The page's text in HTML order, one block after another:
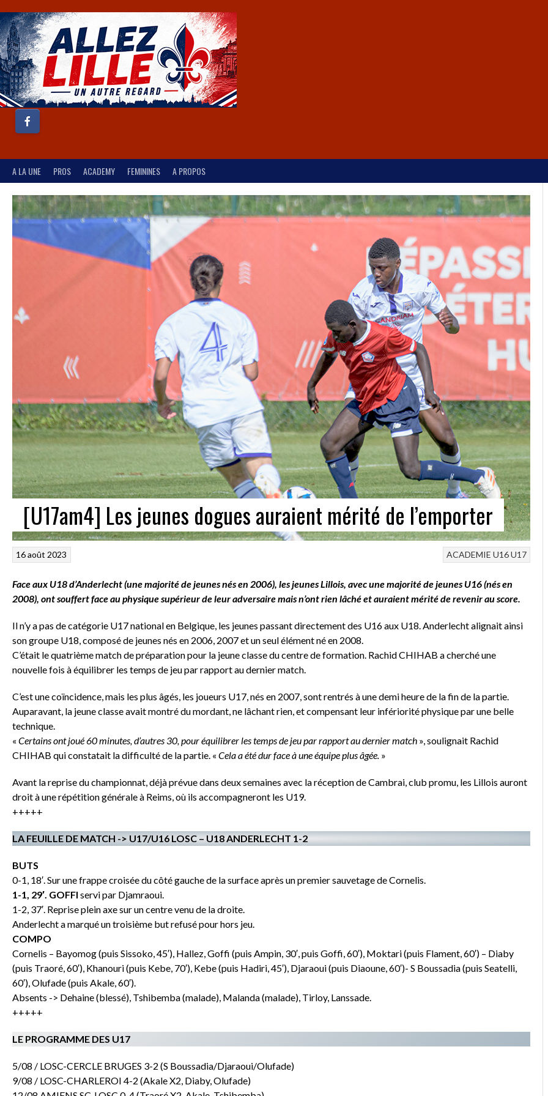
A LA UNE PROS ACADEMY FEMININES A PROPOS
[U17am4] Les jeunes dogues auraient mérité de l’emporter
ACADEMIE U16U17
16 août 2023
Face aux U18 d’Anderlecht (une majorité de jeunes nés en 2006), les jeunes Lillois, avec une majorité de jeunes U16 (nés en
2008), ont souffert face au physique supérieur de leur adversaire mais n’ont rien lâché et auraient mérité de revenir au score.
Il n’y a pas de catégorie U17 national en Belgique, les jeunes passant directement des U16 aux U18. Anderlecht alignait ainsi
son groupe U18, composé de jeunes nés en 2006, 2007 et un seul élément né en 2008.
C’était le quatrième match de préparation pour la jeune classe du centre de formation. Rachid CHIHAB a cherché une
nouvelle fois à équilibrer les temps de jeu par rapport au dernier match.
C’est une coïncidence, mais les plus âgés, les joueurs U17, nés en 2007, sont rentrés à une demi heure de la fin de la partie.
Auparavant, la jeune classe avait montré du mordant, ne lâchant rien, et compensant leur infériorité physique par une belle
technique.
« Certains ont joué 60 minutes, d’autres 30, pour équilibrer les temps de jeu par rapport au dernier match », soulignait Rachid
CHIHAB qui constatait la difficulté de la partie. « Cela a été dur face à une équipe plus âgée. »
Avant la reprise du championnat, déjà prévue dans deux semaines avec la réception de Cambrai, club promu, les Lillois auront
droit à une répétition générale à Reims, où ils accompagneront les U19.
+++++
LA FEUILLE DE MATCH -> U17/U16 LOSC – U18 ANDERLECHT 1-2
BUTS
0-1, 18′. Sur une frappe croisée du côté gauche de la surface après un premier sauvetage de Cornelis.
1-1, 29′. GOFFI servi par Djamraoui.
1-2, 37′. Reprise plein axe sur un centre venu de la droite.
Anderlecht a marqué un troisième but refusé pour hors jeu.
COMPO
Cornelis – Bayomog (puis Sissoko, 45′), Hallez, Goffi (puis Ampin, 30′, puis Goffi, 60′), Moktari (puis Flament, 60′) – Diaby
(puis Traoré, 60′), Khanouri (puis Kebe, 70′), Kebe (puis Hadiri, 45′), Djaraoui (puis Diaoune, 60′)- S Boussadia (puis Seatelli,
60′), Olufade (puis Akale, 60′).
Absents -> Dehaine (blessé), Tshibemba (malade), Malanda (malade), Tirloy, Lanssade.
+++++
LE PROGRAMME DES U17
5/08 / LOSC-CERCLE BRUGES 3-2 (S Boussadia/Djaraoui/Olufade)
9/08 / LOSC-CHARLEROI 4-2 (Akale X2, Diaby, Olufade)